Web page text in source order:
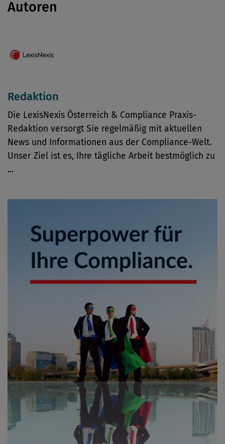
Autoren
Redaktion
Die LexisNexis Österreich & Compliance Praxis-
Redaktion versorgt Sie regelmäßig mit aktuellen
News und Informationen aus der Compliance-Welt.
Unser Ziel ist es, Ihre tägliche Arbeit bestmöglich zu
...